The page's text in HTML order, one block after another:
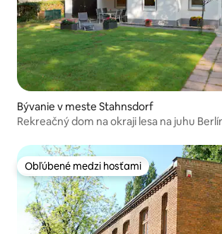
Bývanie v meste Stahnsdorf
Rekreačný dom na okraji lesa na juhu
Obľúbené medzi hosťami
Obľúbené medzi hosťami